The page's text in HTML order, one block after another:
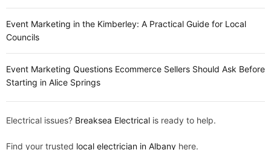
Event Marketing in the Kimberley: A Practical Guide for Local
Councils
Event Marketing Questions Ecommerce Sellers Should Ask Before
Starting in Alice Springs
Electrical issues? Breaksea Electrical is ready to help.
Find your trusted local electrician in Albany here.